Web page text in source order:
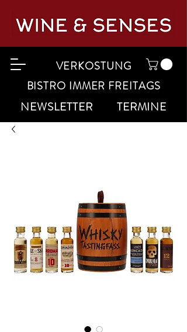
VERKOSTUNG
BISTRO IMMER FREITAGS
NEWSLETTER TERMINE